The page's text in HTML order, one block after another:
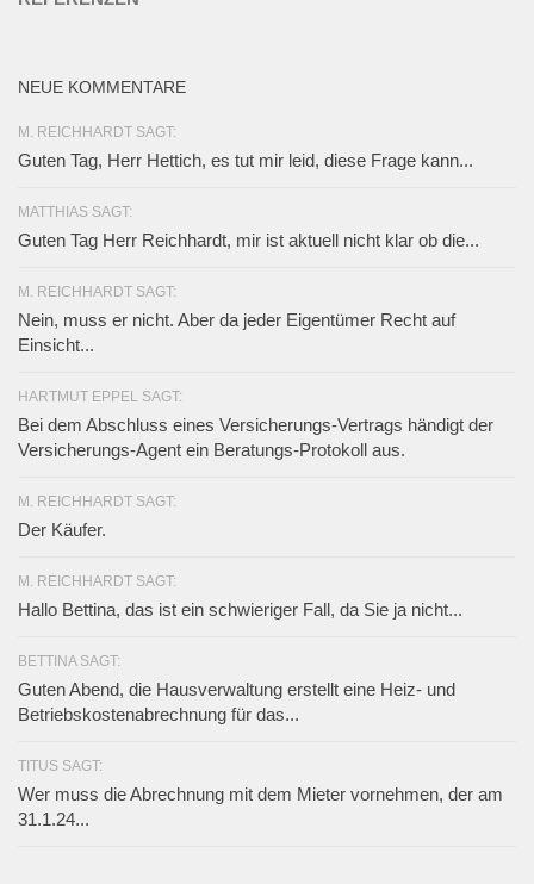
NEUE KOMMENTARE
M. REICHHARDT SAGT:
Guten Tag, Herr Hettich, es tut mir leid, diese Frage kann...
MATTHIAS SAGT:
Guten Tag Herr Reichhardt, mir ist aktuell nicht klar ob die...
M. REICHHARDT SAGT:
Nein, muss er nicht. Aber da jeder Eigentümer Recht auf
Einsicht...
HARTMUT EPPEL SAGT:
Bei dem Abschluss eines Versicherungs-Vertrags händigt der
Versicherungs-Agent ein Beratungs-Protokoll aus.
M. REICHHARDT SAGT:
Der Käufer.
M. REICHHARDT SAGT:
Hallo Bettina, das ist ein schwieriger Fall, da Sie ja nicht...
BETTINA SAGT:
Guten Abend, die Hausverwaltung erstellt eine Heiz- und
Betriebskostenabrechnung für das...
TITUS SAGT:
Wer muss die Abrechnung mit dem Mieter vornehmen, der am
31.1.24...